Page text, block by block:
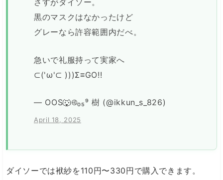
さすがダイソー。
黒のマスクはなかったけど
グレーなら許容範囲内だべ。
急いで礼服持って実家へ
⊂('ω'⊂ )))Σ≡GO!!
— OOS🐺࿋₀₅⁹ 樹 (@ikkun_s_826)
April 18, 2025
ダイソーでは袱紗を110円〜330円で購入できます。